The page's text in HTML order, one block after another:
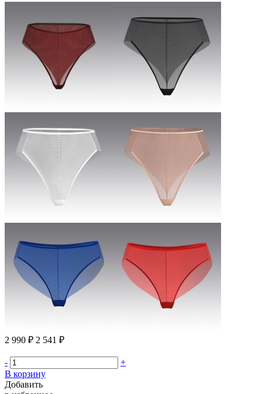
2 990 ₽ 2 541 ₽
-
+
В корзину
Добавить